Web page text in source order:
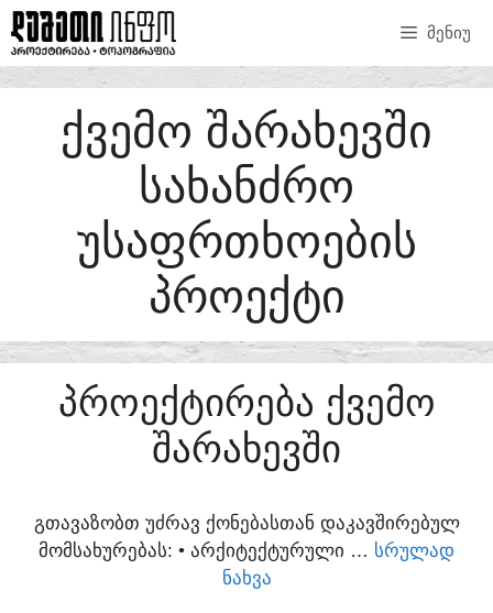
SKIP
TO
CONTENT
ᲛᲔᲜᲘᲣ
ᲥᲕᲔᲛᲝ ᲨᲐᲠᲐᲮᲔᲕᲨᲘ
ᲡᲐᲮᲐᲜᲫᲠᲝ
ᲣᲡᲐᲤᲠᲗᲮᲝᲔᲑᲘᲡ
ᲞᲠᲝᲔᲥᲢᲘ
ᲞᲠᲝᲔᲥᲢᲘᲠᲔᲑᲐ ᲥᲕᲔᲛᲝ
ᲨᲐᲠᲐᲮᲔᲕᲨᲘ
ᲒᲗᲐᲕᲐᲖᲝᲑᲗ ᲣᲫᲠᲐᲕ ᲥᲝᲜᲔᲑᲐᲡᲗᲐᲜ ᲓᲐᲙᲐᲕᲨᲘᲠᲔᲑᲣᲚ
ᲛᲝᲛᲡᲐᲮᲣᲠᲔᲑᲐᲡ:​ • ᲐᲠᲥᲘᲢᲔᲥᲢᲣᲠᲣᲚᲘ … ᲡᲠᲣᲚᲐᲓ
ᲜᲐᲮᲕᲐ